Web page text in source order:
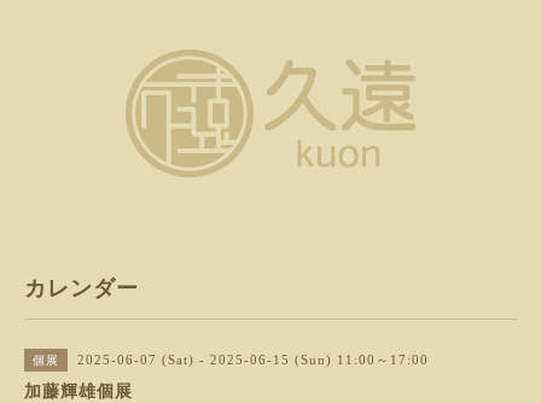
カレンダー
個展 2025-06-07 (Sat) - 2025-06-15 (Sun) 11:00～17:00
加藤輝雄個展